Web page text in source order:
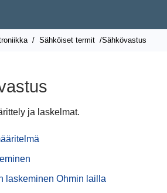
/ Sähköiset termit /Sähkövastus
ja laskelmat.
laskeminen Ohmin lailla